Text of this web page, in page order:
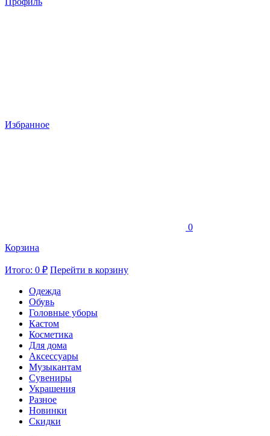
Избранное
0
Корзина
Итого: 0 ₽ Перейти в корзину
Одежда
Обувь
Головные уборы
Кастом
Косметика
Для дома
Аксессуары
Музыкантам
Сувениры
Украшения
Разное
Новинки
Скидки